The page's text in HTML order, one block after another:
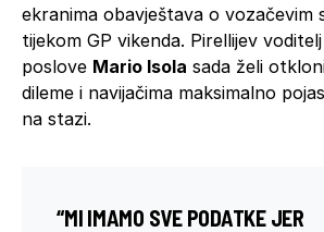
ekranima obavještava o vozačevim
tijekom GP vikenda. Pirellijev
poslove Mario Isola sada želi
dileme i navijačima maksimalno
na stazi.
“MI IMAMO SVE PODATKE JER